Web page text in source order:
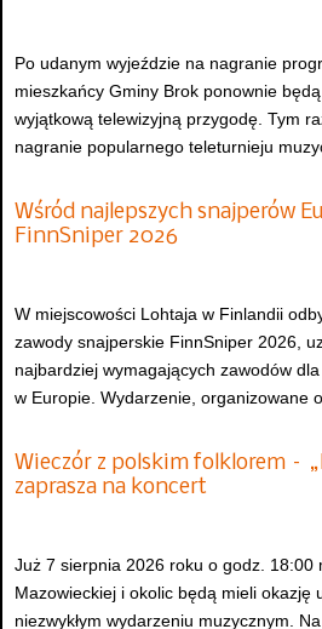
Po udanym wyjeździe na nagranie
mieszkańcy Gminy Brok ponownie
wyjątkową telewizyjną przygodę. Tym
nagranie popularnego teleturnieju
Wśród najlepszych snajperów
FinnSniper 2026
W miejscowości Lohtaja w Finlandii
zawody snajperskie FinnSniper 2026,
najbardziej wymagających zawodów
w Europie. Wydarzenie, organizowane
Wieczór z polskim folklorem –
zaprasza na koncert
Już 7 sierpnia 2026 roku o godz. 18:00
Mazowieckiej i okolic będą mieli okazję
niezwykłym wydarzeniu muzycznym.